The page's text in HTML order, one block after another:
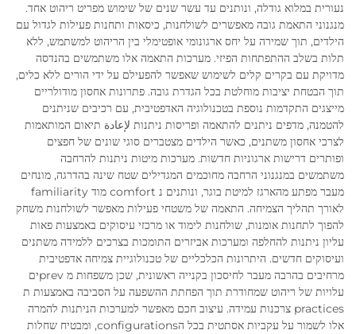
נעורית במלוא גודלה, ונותנים עד עשר שנים של שימוש מפריט ריהוט אחד.
מנגנוני התאמת גובה מאפשרים לשולחנות, כיסאות ותחנות פעילות לגדול עם
הילדים, תוך שמירה על יחס ארגונומי אופטימלי בין הריהוט למשתמש, ללא
תלות בשלב ההתפתחות הפיזי. מערכות התאמה אלו משתמשים בהנדסה
מדויקת עם בקרים קלים לשימוש שאפשר להפעילם על ידי הורים ללא כלים,
תוך הבטחת יציבות מוחלטת בכל הגדרת גובה. פתרונות אחסון מודולריים
מייצגים התקדמות נוספת בטכנולוגיה האדפטיבית, עם רכיבים שניתנים
להטמנה, מדפים ניתנים להתאמה ופריסות ניתנות لإعادة תיאום המותאמות
לצרכי אחסון משתנים, כאשר הילדים מצטברים סוגי שונים של חפצים
ופותרים דרישות ארגוניות חדשות. מערכות מיטות ניתנות להרחבה
משתמשים במנגנוני הרחבה מחוכמים המגדילים שטח שינה בהדרגה, מונחים
מעבר מפתע מהארגז למיטת בוגר, ונותנים נ comfort מוד familiarity
לאורך תהליך הצמיחה. התאמה של משטחי פעילות מאפשר לשולחנות משחק
להפוך לתחנות אומנות, שולחנות לימוד או מרכזי עיסוקים באמצעות פאות
עליון ניתנות להחלפה ומערכות אביזרים התומכות בצרכים ללמידה משתנים
ועיסוקים חדשים. היתרונות הכלכליים של טכנולוגיית צמיחה אדפטיבית
מרחיבים בהרבה מעבר לחיסכון בקנייה ראשונית, שכן משפחות מ prevים
עלויות של ריהוט שמחודרת תוך הפחתת ההשפעה על הסביבה באמצעות ת
practices צרכנות עמידה. עיצוב חכם מאפשר למערכות הניתנות להמרה
אלו לשמור על עקביות אסתטית בכל הconfigurations, ומבטיח שחלות